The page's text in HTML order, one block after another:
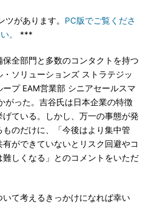
があります。 PC版でご覧くださ
い。
***
全部門と多数のコンタクトを持つ
ソリューションズ ストラテジッ
プ EAM営業部 シニアセールスマ
がった。吉谷氏は日本企業の特徴
ている。しかし、万一の事態が発
のだけに、「今後はより集中管
ができていないとリスク回避やコ
しくなる」とのコメントをいただ
て考えるきっかけになれば幸い